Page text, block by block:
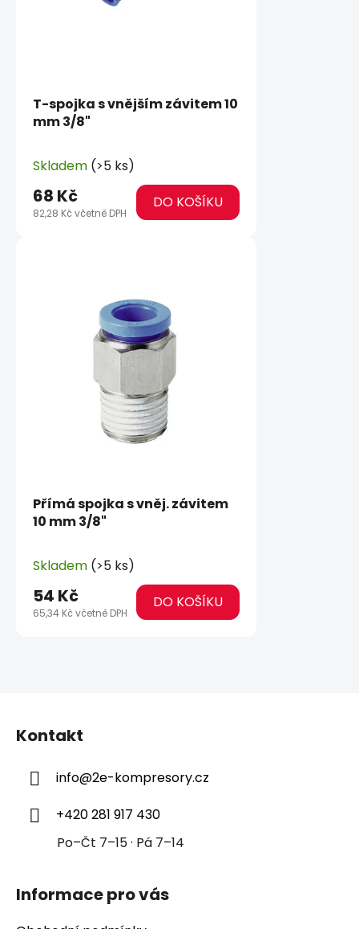
T-spojka s vnějším závitem 10
mm 3/8"
Skladem (>5 ks)
82,28 Kč včetně DPH
68 Kč DO KOŠÍKU
Přímá spojka s vněj. závitem
10 mm 3/8"
Skladem (>5 ks)
65,34 Kč včetně DPH
54 Kč DO KOŠÍKU
Kontakt
info@2e-kompresory.cz
+420 281 917 430
Po–Čt 7–15 · Pá 7–14
Informace pro vás